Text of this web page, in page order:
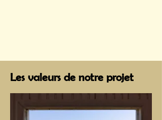
Les valeurs de notre projet